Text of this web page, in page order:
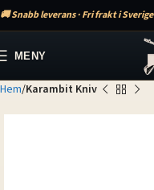
🚚 Snabb leverans · Fri frakt i Sverige
MENY
Hem Karambit Kniv